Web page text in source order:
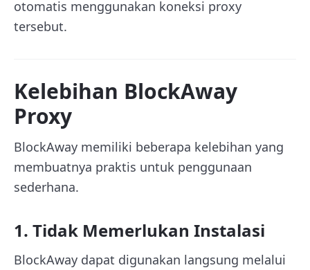
otomatis menggunakan koneksi proxy
tersebut.
Kelebihan BlockAway
Proxy
BlockAway memiliki beberapa kelebihan yang
membuatnya praktis untuk penggunaan
sederhana.
1. Tidak Memerlukan Instalasi
BlockAway dapat digunakan langsung melalui